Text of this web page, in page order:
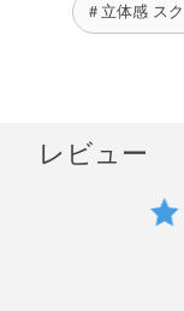
＃立体感 ス
レビュー